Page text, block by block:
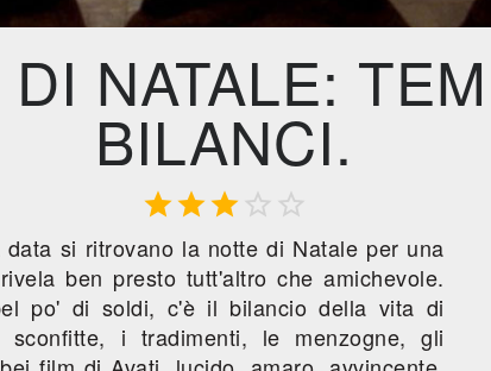
NATALE:
BILANCI.
  
si ritrovano la notte di Natale per una
ben presto tutt'altro che amichevole.
po' di soldi, c'è il bilancio della vita di
i tradimenti, le menzogne, gli